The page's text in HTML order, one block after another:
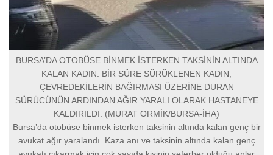
BURSA’DA OTOBÜSE BİNMEK İSTERKEN TAKSİNİN ALTINDA
KALAN KADIN. BİR SÜRE SÜRÜKLENEN KADIN,
ÇEVREDEKİLERİN BAĞIRMASI ÜZERİNE DURAN
SÜRÜCÜNÜN ARDINDAN AĞIR YARALI OLARAK HASTANEYE
KALDIRILDI. (MURAT ORMİK/BURSA-İHA)
Bursa’da otobüse binmek isterken taksinin altında kalan genç bir
avukat ağır yaralandı. Kaza anı ve taksinin altında kalan genç